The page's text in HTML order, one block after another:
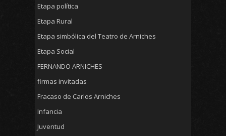
Etapa política
Etapa Rural
Etapa simbólica del Teatro de Arniches
Etapa Social
FERNANDO ARNICHES
firmas invitadas
Fracaso de Carlos Arniches
Infancia
Juventud